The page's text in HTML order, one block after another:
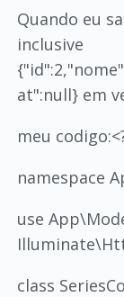
Quando eu
inclusive
at":null} em
meu
namespace
use
class